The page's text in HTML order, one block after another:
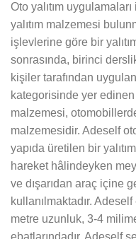
Oto yalıtım
yalıtım malzemesi
işlevlerine göre bir
sonrasında, birinci
kişiler tarafından
kategorisinde yer edinen
malzemesi,
malzemesidir. Adeself
yapıda üretilen bir
hareket hâlindeyken
ve dışarıdan araç içine
kullanılmaktadır.
metre uzunluk, 3-4
ebatlarındadır. Adeself